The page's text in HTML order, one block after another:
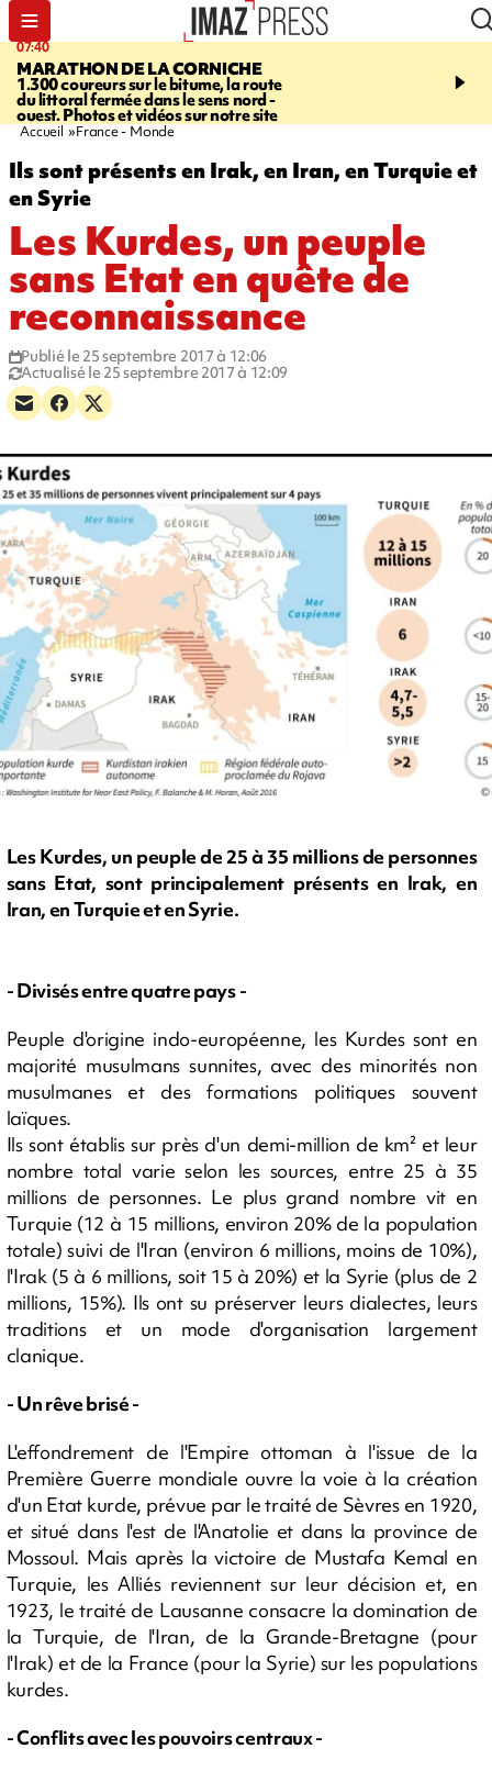
07:40
MARATHON DE LA CORNICHE
1.300 coureurs sur le bitume, la route
du littoral fermée dans le sens nord -
ouest. Photos et vidéos sur notre site
10:33
l’enfance - une
Accueil France - Monde
Ils sont présents en Irak, en Iran, en Turquie et
en Syrie
Les Kurdes, un peuple
sans Etat en quête de
reconnaissance
Publié le 25 septembre 2017 à 12:06
Actualisé le 25 septembre 2017 à 12:09
Les Kurdes, un peuple de 25 à 35 millions de personnes
sans Etat, sont principalement présents en Irak, en
Iran, en Turquie et en Syrie.
- Divisés entre quatre pays -
Peuple d'origine indo-européenne, les Kurdes sont en
majorité musulmans sunnites, avec des minorités non
musulmanes et des formations politiques souvent
laïques.
Ils sont établis sur près d'un demi-million de km² et leur
nombre total varie selon les sources, entre 25 à 35
millions de personnes. Le plus grand nombre vit en
Turquie (12 à 15 millions, environ 20% de la population
totale) suivi de l'Iran (environ 6 millions, moins de 10%),
l'Irak (5 à 6 millions, soit 15 à 20%) et la Syrie (plus de 2
millions, 15%). Ils ont su préserver leurs dialectes, leurs
traditions et un mode d'organisation largement
clanique.
- Un rêve brisé -
L'effondrement de l'Empire ottoman à l'issue de la
Première Guerre mondiale ouvre la voie à la création
d'un Etat kurde, prévue par le traité de Sèvres en 1920,
et situé dans l'est de l'Anatolie et dans la province de
Mossoul. Mais après la victoire de Mustafa Kemal en
Turquie, les Alliés reviennent sur leur décision et, en
1923, le traité de Lausanne consacre la domination de
la Turquie, de l'Iran, de la Grande-Bretagne (pour
l'Irak) et de la France (pour la Syrie) sur les populations
kurdes.
- Conflits avec les pouvoirs centraux -